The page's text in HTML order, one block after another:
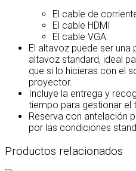
El cable de
El cable HDMI
El cable VGA.
El altavoz puede ser
altavoz standard, ideal
que si lo hicieras con el
proyector.
Incluye la entrega y
tiempo para gestionar el
Reserva con antelación
por las condiciones
Productos relacionados